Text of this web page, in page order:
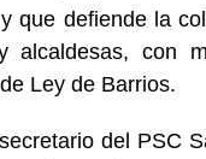
que defiende la
alcaldesas, con
Ley de Barrios.
del PSC